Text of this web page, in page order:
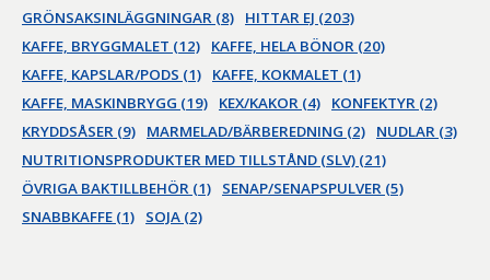
GRÖNSAKSINLÄGGNINGAR (8)
HITTAR EJ (203)
KAFFE, BRYGGMALET (12)
KAFFE, HELA BÖNOR (20)
KAFFE, KAPSLAR/PODS (1)
KAFFE, KOKMALET (1)
KAFFE, MASKINBRYGG (19)
KEX/KAKOR (4)
KONFEKTYR (2)
KRYDDSÅSER (9)
MARMELAD/BÄRBEREDNING (2)
NUDLAR (3)
NUTRITIONSPRODUKTER MED TILLSTÅND (SLV) (21)
ÖVRIGA BAKTILLBEHÖR (1)
SENAP/SENAPSPULVER (5)
SNABBKAFFE (1)
SOJA (2)